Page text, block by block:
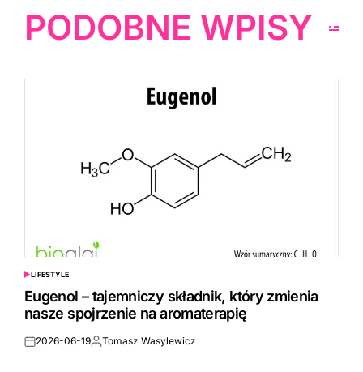
PODOBNE WPISY
POSTED
IN
LIFESTYLE
Eugenol – tajemniczy składnik, który zmienia
nasze spojrzenie na aromaterapię
Posted
2026-06-19Posted
Tomasz Wasylewicz